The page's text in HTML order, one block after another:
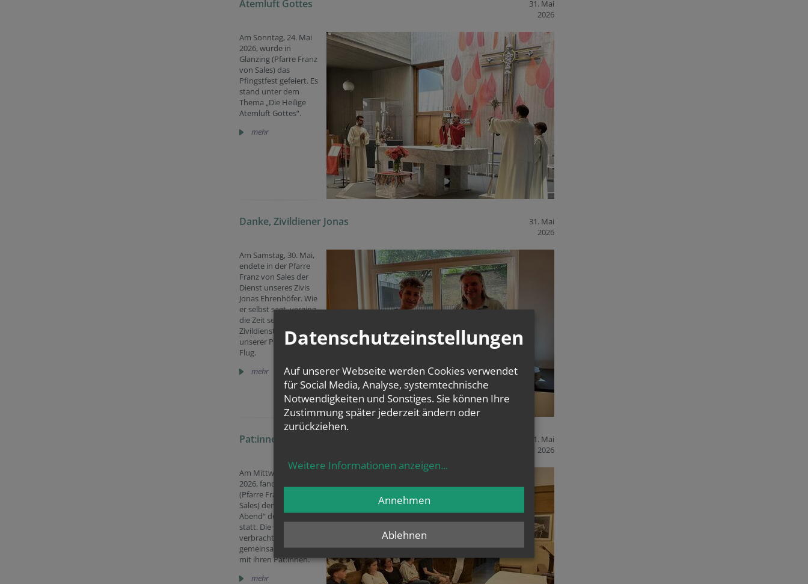
Atemluft Gottes
31. Mai
2026
Am Sonntag, 24. Mai
2026, wurde in
Glanzing (Pfarre Franz
von Sales) das
Pfingstfest gefeiert. Es
stand unter dem
Thema „Die Heilige
Atemluft Gottes“.
mehr
Danke, Zivildiener Jonas
31. Mai
2026
Am Samstag, 30. Mai,
endete in der Pfarre
Franz von Sales der
Dienst unseres Zivis
Jonas Ehrenhöfer. Wie
er selbst sagt, verging
die Zeit seines
Zivildienstes in
unserer Pfarre wie im
Flug.
mehr
Pat:innen-Abend
31. Mai
2026
Am Mittwoch, 20. Mai
2026, fand in der Krim
(Pfarre Franz von
Sales) der „Pat:innen-
Abend“ der Firmlinge
statt. Die Firmlinge
verbrachten einen
gemeinsamen Abend
mit ihren Pat:innen.
mehr
Datenschutzeinstellungen
Auf unserer Webseite werden Cookies verwendet
für Social Media, Analyse, systemtechnische
Notwendigkeiten und Sonstiges. Sie können Ihre
Zustimmung später jederzeit ändern oder
zurückziehen.
Weitere Informationen anzeigen...
Ablehnen
Annehmen